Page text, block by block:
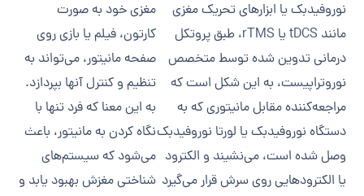
نوروفیدبک یا ابزارهای تحریک مغزی
مانند tDCS یا rTMS، طبق پروتکل
درمانی تدوین شده توسط متخصص
نوروتراپیست، به این شکل است که
مراجعه‌کننده مقابل مانیتوری که به
دستگاه نوروفیدبک یا لورتا نوروفیدبک
وصل شده است، می‌نشیند و الکترود
یا الکترودهایی روی سرش قرار می‌گیرد
مغزی خود به صورت
کارتون، فیلم یا بازی روی
صفحه مانیتور، می‌تواند به
تنظیم و کنترل آنها بپردازد.
به این معنا که فرد تنها با
نگاه کردن به مانیتور، باعث
می‌شود که سیستم‌های
شناختی مغزش بهبود یابد و